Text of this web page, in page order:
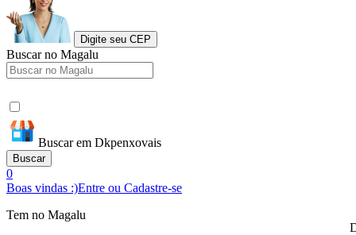
Digite seu CEP
Buscar no Magalu
Buscar em Dkpenxovais
Buscar
0
Boas vindas :)Entre ou Cadastre-se
Tem no Magalu